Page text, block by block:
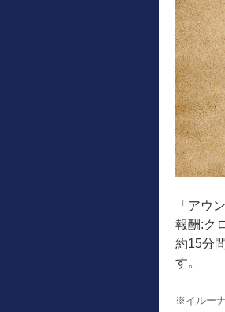
「アウ
報酬:ク
約15分
す。
※イルー